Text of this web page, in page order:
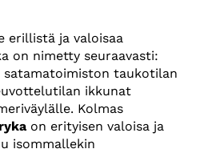
erillistä ja valoisaa
on nimetty seuraavasti:
satamatoimiston taukotilan
ikkunat
Kolmas
on erityisen valoisa ja
isommallekin